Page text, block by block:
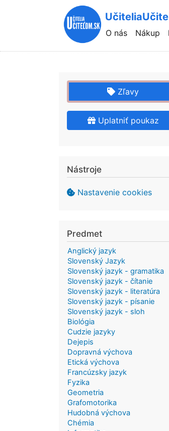
Hlavní
O nás Nákup
Zľavy
Uplatniť poukaz
Nástroje
Nastavenie cookies
Predmet
Anglický jazyk
Slovenský Jazyk
Slovenský jazyk - gramatika
Slovenský jazyk - čítanie
Slovenský jazyk - literatúra
Slovenský jazyk - písanie
Slovenský jazyk - sloh
Biológia
Cudzie jazyky
Dejepis
Dopravná výchova
Etická výchova
Francúzsky jazyk
Fyzika
Geometria
Grafomotorika
Hudobná výchova
Chémia